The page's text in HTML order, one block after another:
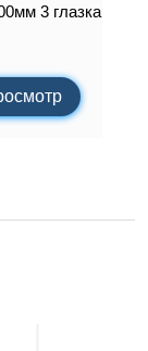
3 глазка